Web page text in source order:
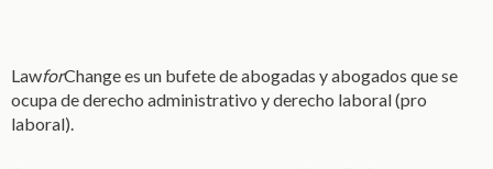
LawforChange es un bufete de abogadas y abogados que se
ocupa de derecho administrativo y derecho laboral (pro
laboral).